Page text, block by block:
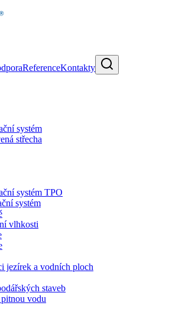
ReferenceKontakty
systém
střecha
systém TPO
systém
vlhkosti
jezírek a vodních ploch
staveb
vodu